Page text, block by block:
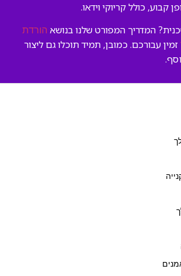
קבוע, כולל קריוקי וידאו.
המדריך המפורט שלנו בנושא הורדת
זמין עבורכם. כמובן, תמיד תוכלו גם ליצור